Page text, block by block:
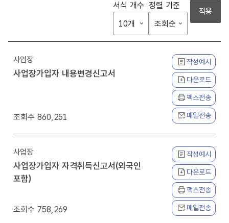
서식 개수 정렬 기준
적용
사업장
사업장가입자 내용변경신고서
860,251
작성예시
다운로드
팩스전송
메일전송
사업장
사업장가입자 자격취득신고서(외국인
포함)
758,269
작성예시
다운로드
팩스전송
메일전송